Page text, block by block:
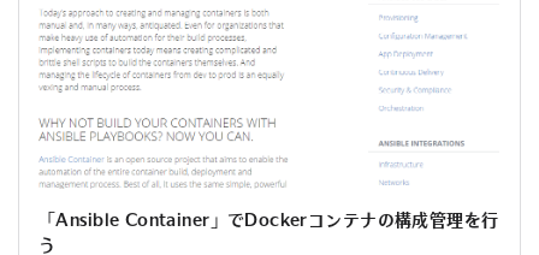
「Ansible Container」でDockerコンテナの構成管理を行
う